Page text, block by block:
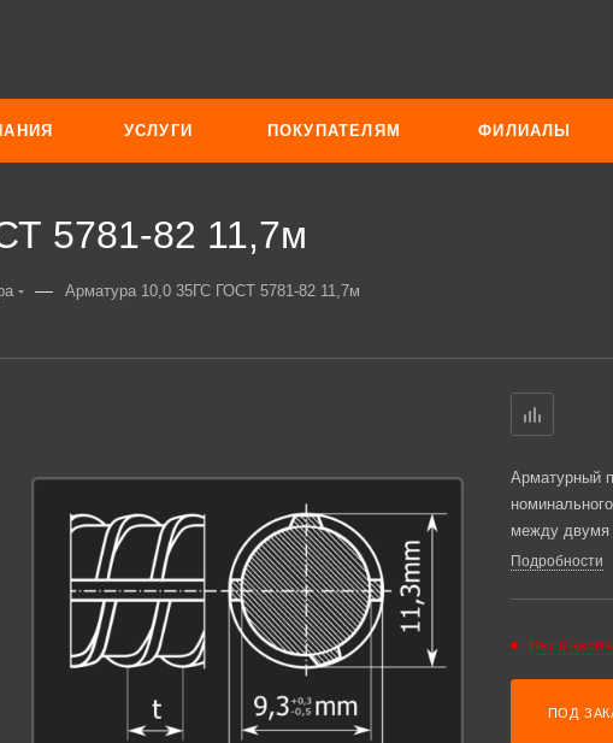
УСЛУГИ ПОКУПАТЕЛЯМ ФИЛИАЛЫ
5781-82 11,7м
— Арматура 10,0 35ГС ГОСТ 5781-82 11,7м
Арматурный
между двумя
проката t =
Подробности
Нет в
ПОД